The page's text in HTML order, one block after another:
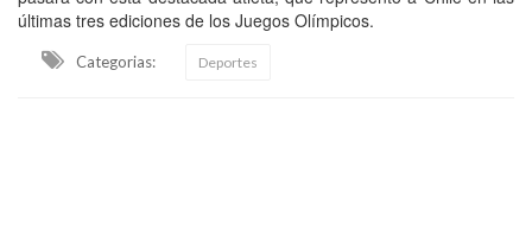
últimas tres ediciones de los Juegos Olímpicos.
Categorias: Deportes